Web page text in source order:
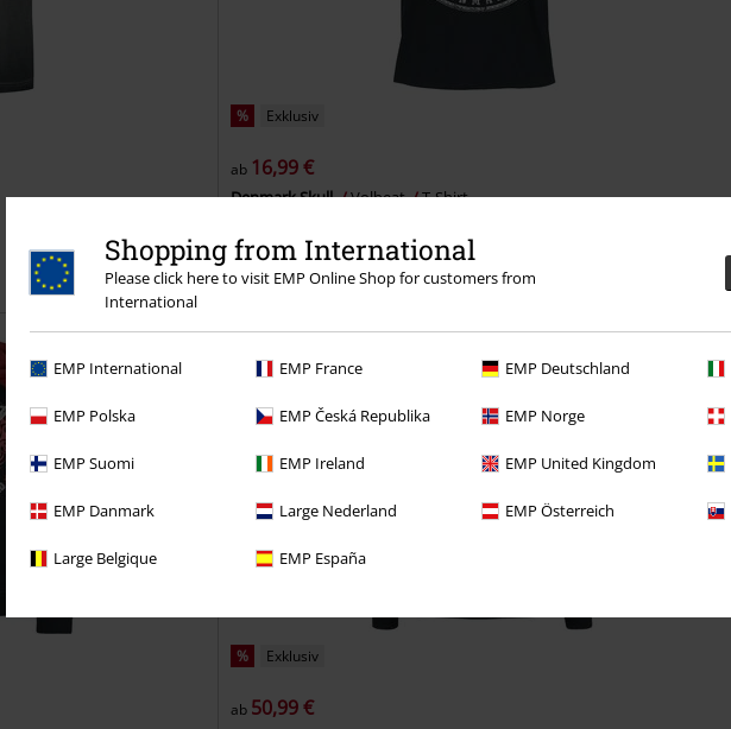
Shopping from International
Please click here to visit EMP Online Shop for customers from
International
EMP International EMP France EMP Deutschland
EMP Polska EMP Česká Republika EMP Norge
EMP Suomi EMP Ireland EMP United Kingdom
EMP Danmark Large Nederland EMP Österreich
Large Belgique EMP España
% Exklusiv
ab 16,99 €
Denmark Skull Volbeat T-Shirt
% Exklusiv
ab 50,99 €